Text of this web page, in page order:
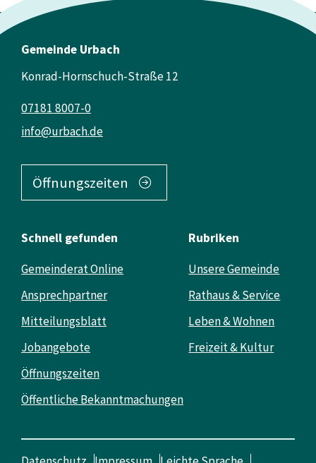
Gemeinde Urbach
Konrad-Hornschuch-Straße 12
info@urbach.de
07181 8007-0
Öffnungszeiten
Schnell gefunden
Gemeinderat Online
Ansprechpartner
Mitteilungsblatt
Jobangebote
Öffnungszeiten
Öffentliche Bekanntmachungen
Rubriken
Unsere Gemeinde
Rathaus & Service
Leben & Wohnen
Freizeit & Kultur